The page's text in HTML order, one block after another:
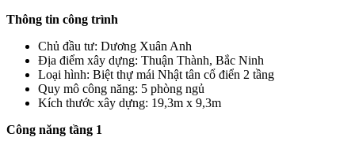
Thông tin công trình
Chủ đầu tư: Dương Xuân Anh
Địa điểm xây dựng: Thuận Thành, Bắc Ninh
Loại hình: Biệt thự mái Nhật tân cổ điển 2 tầng
Quy mô công năng: 5 phòng ngủ
Kích thước xây dựng: 19,3m x 9,3m
Công năng tầng 1